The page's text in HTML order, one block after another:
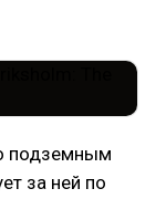
подземным
за ней по